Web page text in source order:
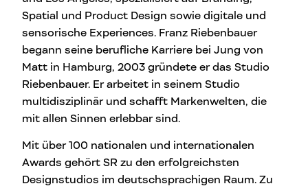
Spatial und Product Design sowie digitale und
sensorische Experiences. Franz Riebenbauer
begann seine berufliche Karriere bei Jung von
Matt in Hamburg, 2003 gründete er das Studio
Riebenbauer. Er arbeitet in seinem Studio
multidisziplinär und schafft Markenwelten, die
mit allen Sinnen erlebbar sind.
Mit über 100 nationalen und internationalen
Awards gehört SR zu den erfolgreichsten
Designstudios im deutschsprachigen Raum. Zu